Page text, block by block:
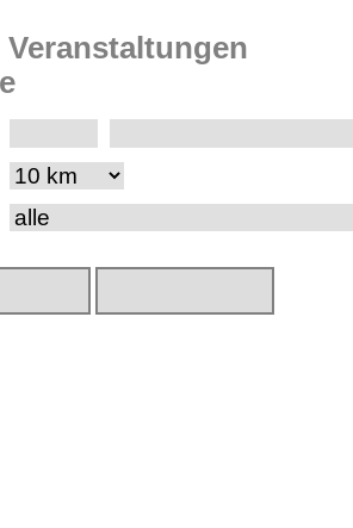
Veranstaltungen